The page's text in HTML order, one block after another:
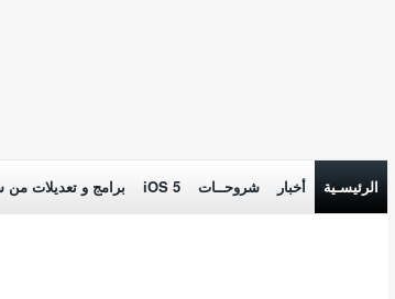
الرئيسـية أخبار شروحــات iOS 5 برامج و تعديلات من